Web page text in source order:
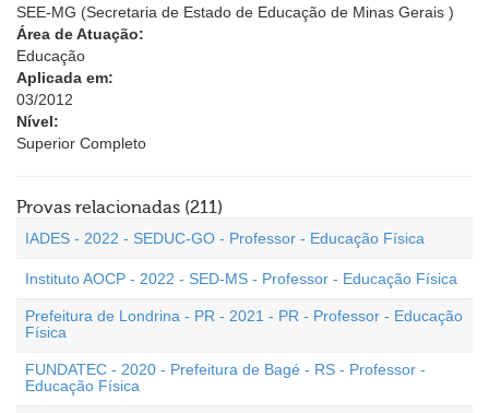
SEE-MG (Secretaria de Estado de Educação de Minas Gerais )
Área de Atuação:
Educação
Aplicada em:
03/2012
Nível:
Superior Completo
Provas relacionadas (211)
IADES - 2022 - SEDUC-GO - Professor - Educação Física
Instituto AOCP - 2022 - SED-MS - Professor - Educação Física
Prefeitura de Londrina - PR - 2021 - PR - Professor - Educação
Física
FUNDATEC - 2020 - Prefeitura de Bagé - RS - Professor -
Educação Física